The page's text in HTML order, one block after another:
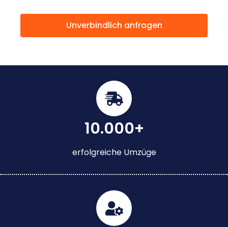
Unverbindlich anfragen
10.000+
erfolgreiche Umzüge